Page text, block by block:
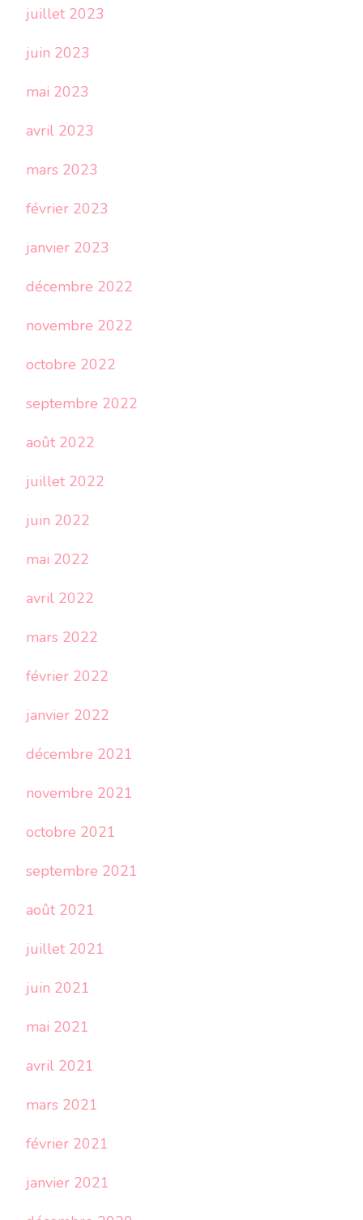
juillet 2023
juin 2023
mai 2023
avril 2023
mars 2023
février 2023
janvier 2023
décembre 2022
novembre 2022
octobre 2022
septembre 2022
août 2022
juillet 2022
juin 2022
mai 2022
avril 2022
mars 2022
février 2022
janvier 2022
décembre 2021
novembre 2021
octobre 2021
septembre 2021
août 2021
juillet 2021
juin 2021
mai 2021
avril 2021
mars 2021
février 2021
janvier 2021